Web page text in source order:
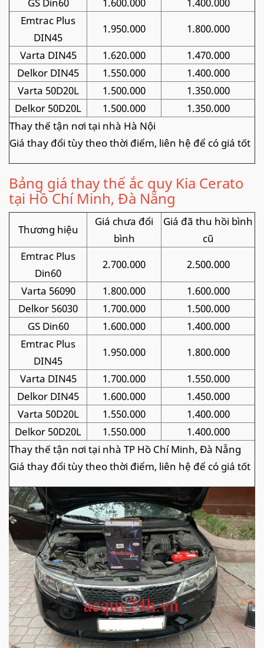
Emtrac Plus
DIN45
1.950.000
1.800.000
Varta DIN45
1.620.000
1.470.000
Delkor DIN45
1.550.000
1.400.000
Varta 50D20L
1.500.000
1.350.000
Delkor 50D20L
1.500.000
1.350.000
Thay thế tận nơi tại nhà Hà Nội
Giá thay đổi tùy theo thời điểm, liên hệ để có giá tốt
Bảng giá thay thế ắc quy Kia Cerato
tại Hồ Chí Minh, Đà Nẵng
Thương hiệu
Giá chưa đổi
bình
Giá đã thu hồi bình
cũ
Emtrac Plus
Din60
2.700.000
2.500.000
Varta 56090
1.800.000
1.600.000
Delkor 56030
1.700.000
1.500.000
GS Din60
1.600.000
1.400.000
Emtrac Plus
DIN45
1.950.000
1.800.000
Varta DIN45
1.700.000
1.550.000
Delkor DIN45
1.600.000
1.450.000
Varta 50D20L
1.550.000
1.400.000
Delkor 50D20L
1.550.000
1.400.000
Thay thế tận nơi tại nhà TP Hồ Chí Minh, Đà Nẵng
Giá thay đổi tùy theo thời điểm, liên hệ để có giá tốt